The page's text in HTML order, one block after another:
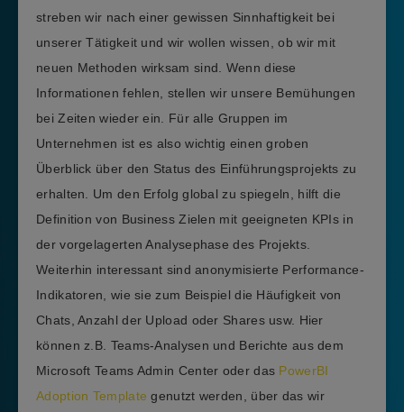
streben wir nach einer gewissen Sinnhaftigkeit bei
unserer Tätigkeit und wir wollen wissen, ob wir mit
neuen Methoden wirksam sind. Wenn diese
Informationen fehlen, stellen wir unsere Bemühungen
bei Zeiten wieder ein. Für alle Gruppen im
Unternehmen ist es also wichtig einen groben
Überblick über den Status des Einführungsprojekts zu
erhalten. Um den Erfolg global zu spiegeln, hilft die
Definition von Business Zielen mit geeigneten KPIs in
der vorgelagerten Analysephase des Projekts.
Weiterhin interessant sind anonymisierte Performance-
Indikatoren, wie sie zum Beispiel die Häufigkeit von
Chats, Anzahl der Upload oder Shares usw. Hier
können z.B. Teams-Analysen und Berichte aus dem
Microsoft Teams Admin Center oder das PowerBI
Adoption Template genutzt werden, über das wir